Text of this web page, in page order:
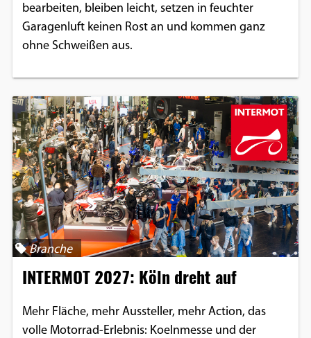
bearbeiten, bleiben leicht, setzen in feuchter
Garagenluft keinen Rost an und kommen ganz
ohne Schweißen aus.
Branche
INTERMOT 2027: Köln dreht auf
Mehr Fläche, mehr Aussteller, mehr Action, das
volle Motorrad-Erlebnis: Koelnmesse und der